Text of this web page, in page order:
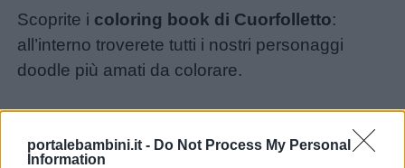
portalebambini.it - Do Not Process My Personal
Information
Scoprite i coloring book di Cuorfolletto:
all’interno troverete tutti i nostri personaggi
doodle più amati da colorare.